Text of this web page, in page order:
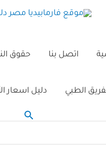
اتصل بنا حقوق
الطبي دليل اسعار
البحث